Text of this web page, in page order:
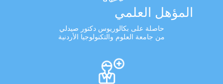
المؤهل العلمي
حاصلة على بكالوريوس دكتور صيدلي
من جامعة العلوم والتكنولوجيا الأردنية